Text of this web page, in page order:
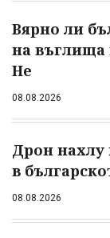
Вярно ли
на въглища
Не
08.08.2026
Дрон нахлу
в
08.08.2026